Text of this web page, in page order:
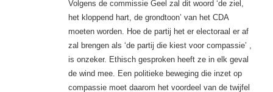
Volgens de commissie Geel zal dit woord ‘de ziel,
het kloppend hart, de grondtoon’ van het CDA
moeten worden. Hoe de partij het er electoraal er af
zal brengen als ‘de partij die kiest voor compassie’ ,
is onzeker. Ethisch gesproken heeft ze in elk geval
de wind mee. Een politieke beweging die inzet op
compassie moet daarom het voordeel van de twijfel